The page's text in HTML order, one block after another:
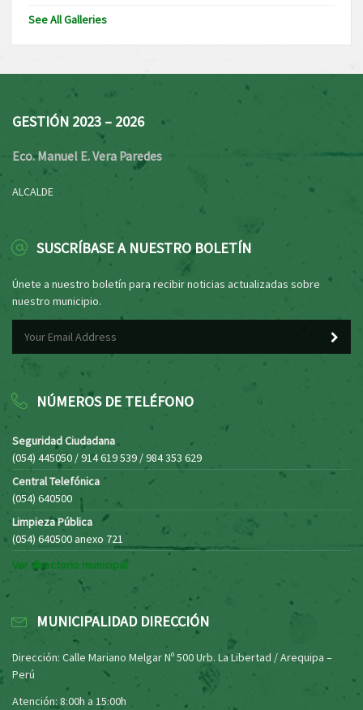
See All Galleries
GESTIÓN 2023 – 2026
Eco. Manuel E. Vera Paredes
ALCALDE
SUSCRÍBASE A NUESTRO BOLETÍN
Únete a nuestro boletín para recibir noticias actualizadas sobre
nuestro municipio.
NÚMEROS DE TELÉFONO
Seguridad Ciudadana
(054) 445050 / 914 619 539 / 984 353 629
Central Telefónica
(054) 640500
Limpieza Pública
(054) 640500 anexo 721
Ver directorio municipal
MUNICIPALIDAD DIRECCIÓN
Dirección: Calle Mariano Melgar Nº 500 Urb. La Libertad / Arequipa –
Perú
Atención: 8:00h a 15:00h